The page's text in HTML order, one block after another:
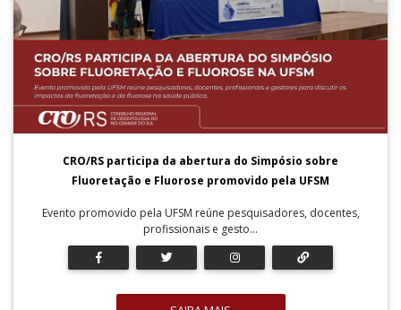
CRO/RS participa da abertura do Simpósio sobre
Fluoretação e Fluorose promovido pela UFSM
Evento promovido pela UFSM reúne pesquisadores, docentes,
profissionais e gesto...